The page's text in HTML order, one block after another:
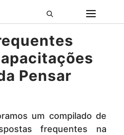
Pensar
um compilado de
frequentes na